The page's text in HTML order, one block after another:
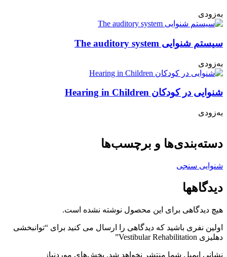
به‌زودی
سیستم شنوایی The auditory system
به‌زودی
شنوایی در کودکان Hearing in Children
به‌زودی
دسته‌بندی‌ها و برچسب‌ها
شنوایی سنجی
دیدگاهها
هیچ دیدگاهی برای این محصول نوشته نشده است.
اولین نفری باشید که دیدگاهی را ارسال می کنید برای “توانبخشی
دهلیزی Vestibular Rehabilitation”
نشانی ایمیل شما منتشر نخواهد شد. بخش‌های موردنیاز